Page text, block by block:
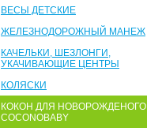
ВЕСЫ ДЕТСКИЕ
ЖЕЛЕЗНОДОРОЖНЫЙ МАНЕЖ
КАЧЕЛЬКИ, ШЕЗЛОНГИ,
УКАЧИВАЮЩИЕ ЦЕНТРЫ
КОЛЯСКИ
КОКОН ДЛЯ НОВОРОЖДЕНОГО
COCONOBABY